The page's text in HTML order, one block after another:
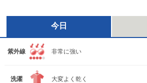
今日
紫外線 非常に強い
洗濯 大変よく乾く